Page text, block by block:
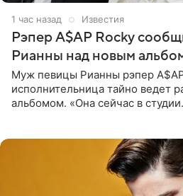
1 час назад Известия
Рэпер A$AP Rocky
Рианны над новым
Муж певицы Рианны рэпер A$AP
исполнительница тайно ведет
альбомом. «Она сейчас в